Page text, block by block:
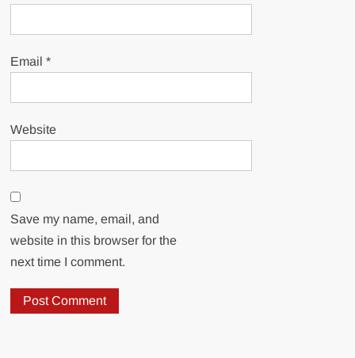
Email*
Website
Save my name, email, and
website in this browser for the
next time I comment.